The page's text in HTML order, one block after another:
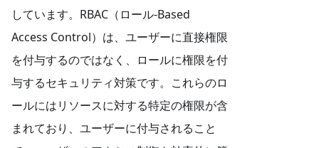
しています。RBAC（ロール-Based
Access Control）は、ユーザーに直接権限
を付与するのではなく、ロールに権限を付
与するセキュリティ対策です。これらのロ
ールにはリソースに対する特定の権限が含
まれており、ユーザーに付与されること